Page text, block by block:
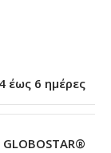
έως 6 ημέρες
GLOBOSTAR®